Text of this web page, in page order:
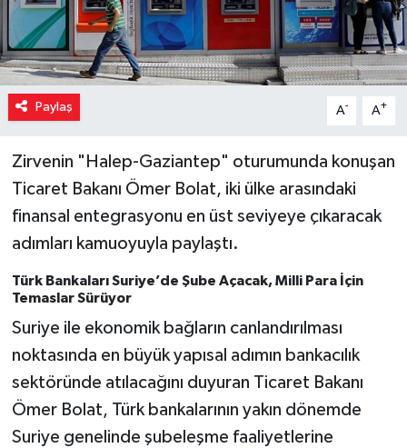
Paylaş A- A+
Zirvenin "Halep-Gaziantep" oturumunda konuşan
Ticaret Bakanı Ömer Bolat, iki ülke arasındaki
finansal entegrasyonu en üst seviyeye çıkaracak
adımları kamuoyuyla paylaştı.
Türk Bankaları Suriye’de Şube Açacak, Milli Para İçin
Temaslar Sürüyor
Suriye ile ekonomik bağların canlandırılması
noktasında en büyük yapısal adımın bankacılık
sektöründe atılacağını duyuran Ticaret Bakanı
Ömer Bolat, Türk bankalarının yakın dönemde
Suriye genelinde şubeleşme faaliyetlerine